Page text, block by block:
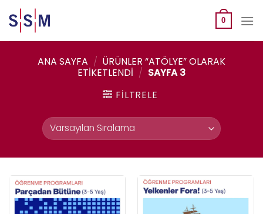
to
content
0
ANA SAYFA / ÜRÜNLER “ATÖLYE” OLARAK
ETIKETLENDI / SAYFA 3
FILTRELE